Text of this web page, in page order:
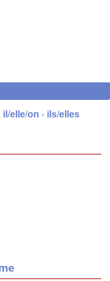
il /elle/on - ils/elles